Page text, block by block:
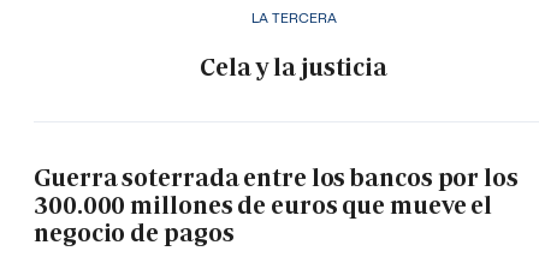
LA TERCERA
Cela y la justicia
Guerra soterrada entre los bancos por los
300.000 millones de euros que mueve el
negocio de pagos